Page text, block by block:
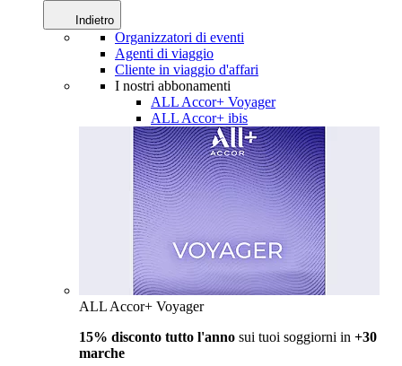
Indietro
Organizzatori di eventi
Agenti di viaggio
Cliente in viaggio d'affari
I nostri abbonamenti
ALL Accor+ Voyager
ALL Accor+ ibis
ALL Accor+ Voyager
15% disconto tutto l'anno sui tuoi soggiorni in +30
marche